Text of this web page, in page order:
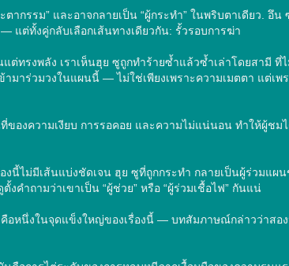
ตากรรม” และอาจกลายเป็น “ผู้กระทำ” ในพริบตาเดียว.
แต่ทั้งคู่กลับเลือกเส้นทางเดียวกัน: รั้วรอบการฆ่า
ทรงพลัง เราเห็นฮุย ซูถูกทำร้ายซ้ำแล้วซ้ำเล่าโดยสามี ที่
มาร่วมวงในแผนนี้ — ไม่ใช่เพียงเพราะความเมตตา แต่เพ
องความเงียบ การรอคอย และความไม่แน่นอน ทำให้ผู้ช
นี้ไม่มีเส้นแบ่งชัดเจน ฮุย ซูที่ถูกกระทำ กลายเป็นผู้ร่วมแผ
ำถามว่าเขาเป็น “ผู้ช่วย” หรือ “ผู้ร่วมเชื้อไฟ” กันแน่
คือหนึ่งในจุดแข็งใหญ่ของเรื่องนี้ — บทสัมภาษณ์กล่าวว่าส